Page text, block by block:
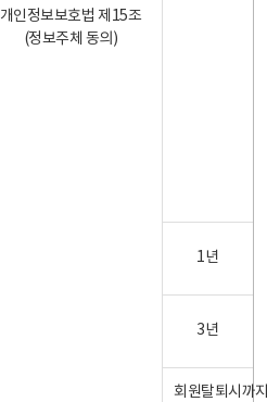
개인정보보호법 제15조
(정보주체 동의)
1년
3년
회원탈퇴시까